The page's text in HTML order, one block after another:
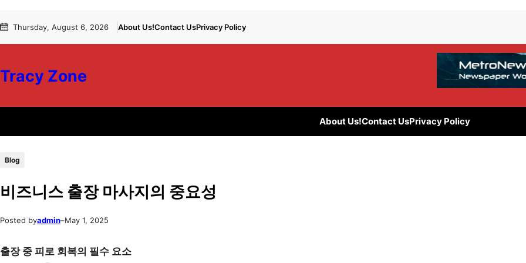
to
to Thursday, August 6, 2026 About Us!Contact UsPrivacy Policy
Tracy Zone
About Us!Contact UsPrivacy Policy
Blog
비즈니스 출장 마사지의 중요성
Posted byadmin–May 1, 2025
출장 중 피로 회복의 필수 요소